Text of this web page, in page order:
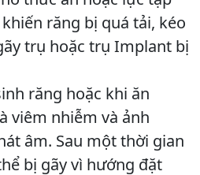
răng bị quá tải, kéo
trụ hoặc trụ Implant bị
răng hoặc khi ăn
viêm nhiễm và ảnh
âm. Sau một thời gian
bị gãy vì hướng đặt